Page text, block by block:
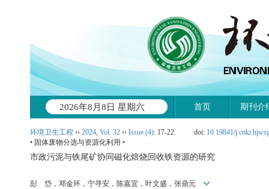
2026年8月8日 星期六 首页 期刊介
环境卫生工程 ›› 2024, Vol. 32 ›› Issue (4): 17-22. doi: 10.19841/
• 固体废物分选与资源化利用 •
市政污泥与铁尾矿协同磁化焙烧回收铁资源的研究
彭 岱，邓金环，宁寻安，陈嘉宜，叶文盛，张鼎元